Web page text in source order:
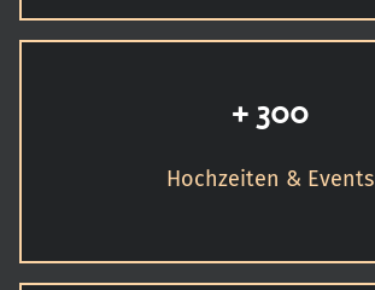
+ 300
Hochzeiten & Events